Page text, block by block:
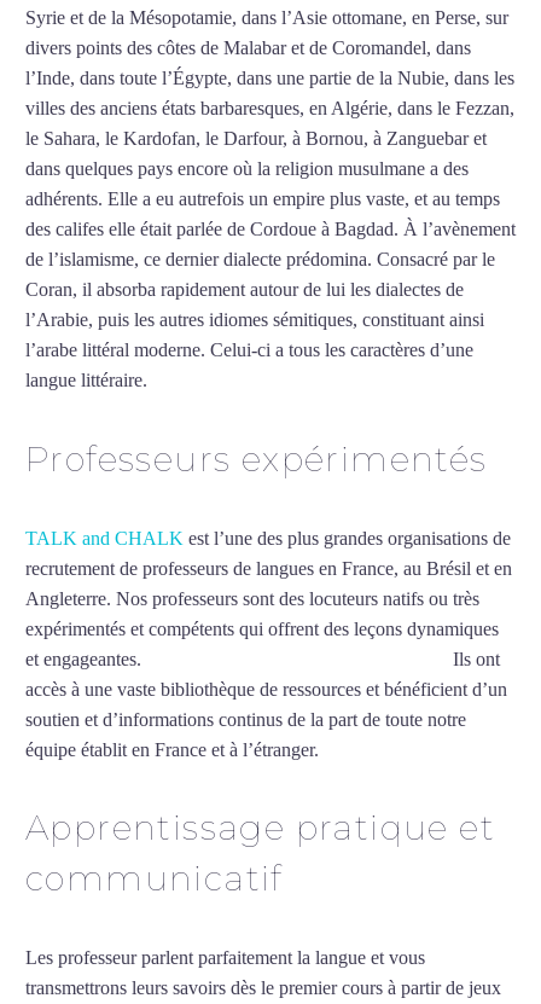
Syrie et de la Mésopotamie, dans l’Asie ottomane, en Perse, sur
divers points des côtes de Malabar et de Coromandel, dans
l’Inde, dans toute l’Égypte, dans une partie de la Nubie, dans les
villes des anciens états barbaresques, en Algérie, dans le Fezzan,
le Sahara, le Kardofan, le Darfour, à Bornou, à Zanguebar et
dans quelques pays encore où la religion musulmane a des
adhérents. Elle a eu autrefois un empire plus vaste, et au temps
des califes elle était parlée de Cordoue à Bagdad. À l’avènement
de l’islamisme, ce dernier dialecte prédomina. Consacré par le
Coran, il absorba rapidement autour de lui les dialectes de
l’Arabie, puis les autres idiomes sémitiques, constituant ainsi
l’arabe littéral moderne. Celui-ci a tous les caractères d’une
langue littéraire.
Professeurs expérimentés
TALK and CHALK est l’une des plus grandes organisations de
recrutement de professeurs de langues en France, au Brésil et en
Angleterre. Nos professeurs sont des locuteurs natifs ou très
expérimentés et compétents qui offrent des leçons dynamiques
et engageantes.
Ils ont
accès à une vaste bibliothèque de ressources et bénéficient d’un
soutien et d’informations continus de la part de toute notre
équipe établit en France et à l’étranger.
Apprentissage pratique et
communicatif
Les professeur parlent parfaitement la langue et vous
transmettrons leurs savoirs dès le premier cours à partir de jeux